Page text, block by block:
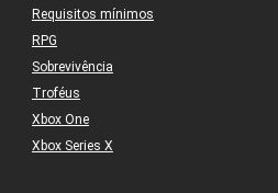
Requisitos mínimos
RPG
Sobrevivência
Troféus
Xbox One
Xbox Series X